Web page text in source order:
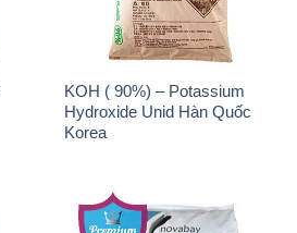
KOH ( 90%) – Potassium
Hydroxide Unid Hàn Quốc
Korea